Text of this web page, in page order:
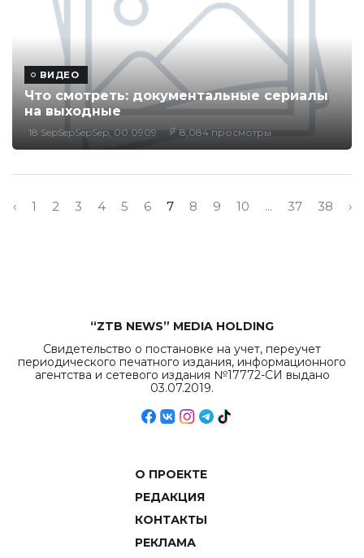
ВИДЕО
Что смотреть: документальные сериалы
на выходные
18 SepSepSepSep, 00:0909 8,084 просмотры
‹ 1 2 3 4 5 6 7 8 9 10 ... 37 38 ›
“ZTB NEWS” MEDIA HOLDING
Свидетельство о постановке на учет, переучет
периодического печатного издания, информационного
агентства и сетевого издания №17772-СИ выдано
03.07.2019.
О ПРОЕКТЕ
РЕДАКЦИЯ
КОНТАКТЫ
РЕКЛАМА